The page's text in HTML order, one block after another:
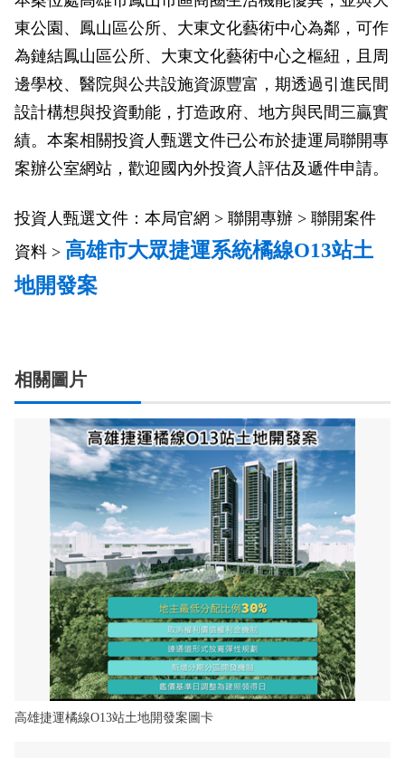
東公園、鳳山區公所、大東文化藝術中心為鄰，可作
為鏈結鳳山區公所、大東文化藝術中心之樞紐，且周
邊學校、醫院與公共設施資源豐富，期透過引進民間
設計構想與投資動能，打造政府、地方與民間三贏實
績。本案相關投資人甄選文件已公布於捷運局聯開專
案辦公室網站，歡迎國內外投資人評估及遞件申請。
投資人甄選文件：本局官網 > 聯開專辦 > 聯開案件
資料 > 高雄市大眾捷運系統橘線O13站土
地開發案
相關圖片
高雄捷運橘線O13站土地開發案圖卡